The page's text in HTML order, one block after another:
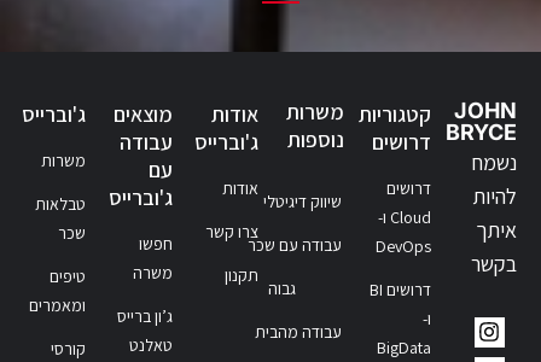
JOHN
BRYCE
נשמח
להיות
איתך
בקשר
קטגוריות
דרושים
דרושים
Cloud ו-
DevOps
דרושים BI
ו-
BigData
משרות
נוספות
שיווק דיגיטלי
עבודה עם שכר
גבוה
עבודה מהבית
אודות
ג'וברייס
אודות
צרו קשר
תקנון
מוצאים
עבודה
עם
ג'וברייס
חפשו
משרה
ג’ון ברייס
טאלנט
ג'וברייס
משרות
טבלאות
שכר
טיפים
ומאמרים
קורסי